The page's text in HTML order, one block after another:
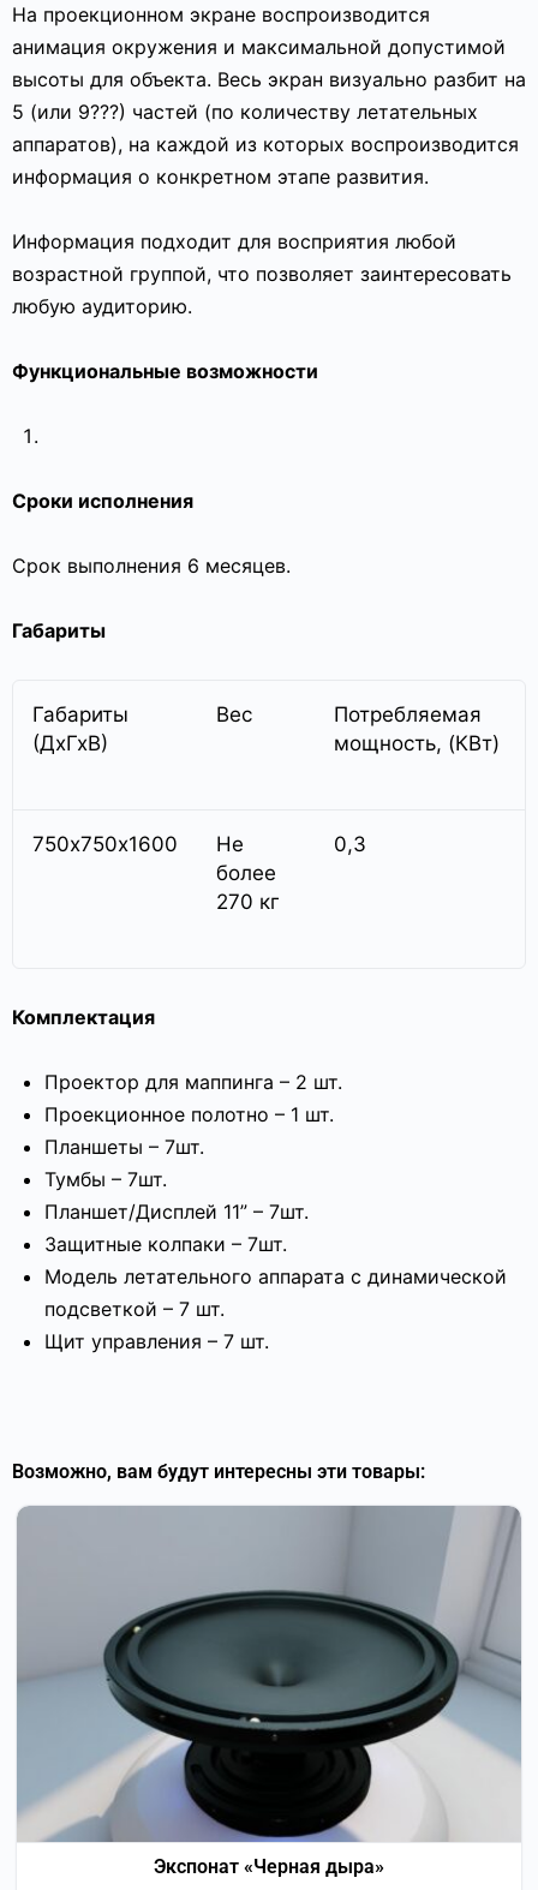
На проекционном экране воспроизводится
анимация окружения и максимальной допустимой
высоты для объекта. Весь экран визуально разбит на
5 (или 9???) частей (по количеству летательных
аппаратов), на каждой из которых воспроизводится
информация о конкретном этапе развития.
Информация подходит для восприятия любой
возрастной группой, что позволяет заинтересовать
любую аудиторию.
Функциональные возможности
Сроки исполнения
Срок выполнения 6 месяцев.
Габариты
Габариты
(ДхГхВ)
Вес
Потребляемая
мощность, (КВт)
750х750х1600
Не
более
270 кг
0,3
Комплектация
Проектор для маппинга – 2 шт.
Проекционное полотно – 1 шт.
Планшеты – 7шт.
Тумбы – 7шт.
Планшет/Дисплей 11” – 7шт.
Защитные колпаки – 7шт.
Модель летательного аппарата с динамической
подсветкой – 7 шт.
Щит управления – 7 шт.
Возможно, вам будут интересны эти товары:
Экспонат «Черная дыра»